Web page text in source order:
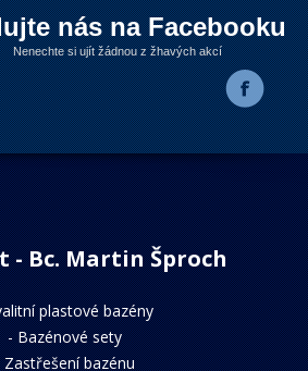
nás na Facebooku
Nenechte si ujít žádnou z žhavých akcí
- Bc. Martin Šproch
plastové bazény
-Bazénové sety
Zastřešení bazénu